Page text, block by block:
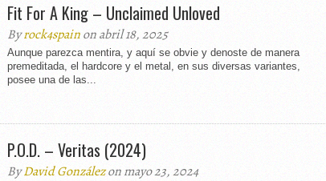
Fit For A King – Unclaimed Unloved
Byrock4spainon abril 18, 2025
Aunque parezca mentira, y aquí se obvie y denoste de manera
premeditada, el hardcore y el metal, en sus diversas variantes,
posee una de las...
P.O.D. – Veritas (2024)
ByDavid Gonzálezon mayo 23, 2024